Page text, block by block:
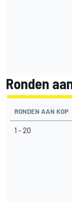
Ronden
RONDEN AAN KOP
1 - 20